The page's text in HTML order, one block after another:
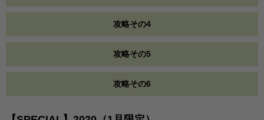
攻略その4
攻略その5
攻略その6